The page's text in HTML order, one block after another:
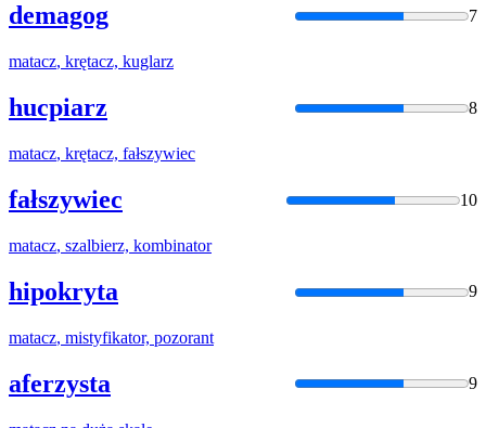
demagog 7
matacz, krętacz, kuglarz
hucpiarz 8
matacz, krętacz, fałszywiec
fałszywiec 10
matacz, szalbierz, kombinator
hipokryta 9
matacz, mistyfikator, pozorant
aferzysta 9